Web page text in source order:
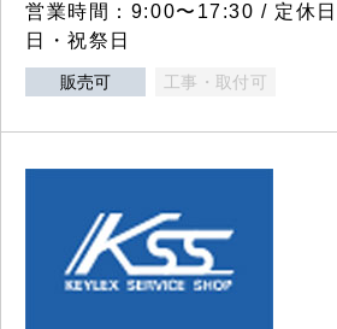
営業時間：9:00〜17:30 / 定休
日・祝祭日
販売可 工事・取付可